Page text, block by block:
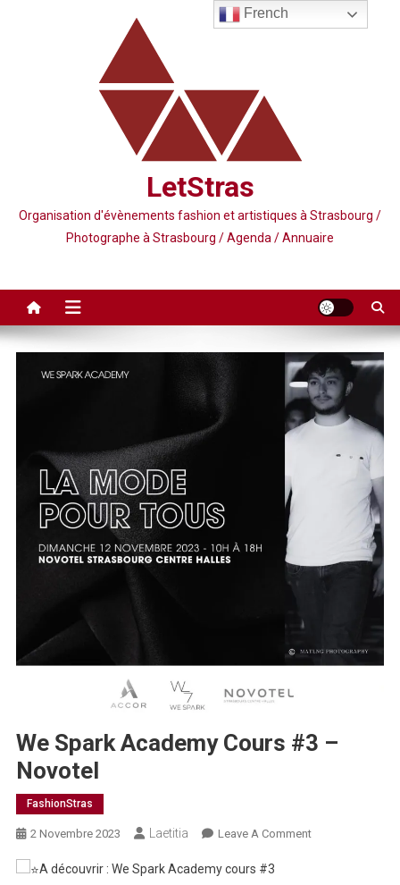
LetStras
Organisation d'évènements fashion et artistiques à Strasbourg /
Photographe à Strasbourg / Agenda / Annuaire
We Spark Academy Cours #3 –
Novotel
FashionStras
2 Novembre 2023 Laetitia Leave A CommentOn
A découvrir : We Spark Academy cours #3
French